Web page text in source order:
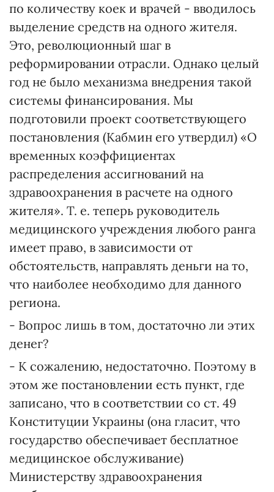
по количеству коек и врачей - вводилось
выделение средств на одного жителя.
Это, революционный шаг в
реформировании отрасли. Однако целый
год не было механизма внедрения такой
системы финансирования. Мы
подготовили проект соответствующего
постановления (Кабмин его утвердил) «О
временных коэффициентах
распределения ассигнований на
здравоохранения в расчете на одного
жителя». Т. е. теперь руководитель
медицинского учреждения любого ранга
имеет право, в зависимости от
обстоятельств, направлять деньги на то,
что наиболее необходимо для данного
региона.
- Вопрос лишь в том, достаточно ли этих
денег?
- К сожалению, недостаточно. Поэтому в
этом же постановлении есть пункт, где
записано, что в соответствии со ст. 49
Конституции Украины (она гласит, что
государство обеспечивает бесплатное
медицинское обслуживание)
Министерству здравоохранения